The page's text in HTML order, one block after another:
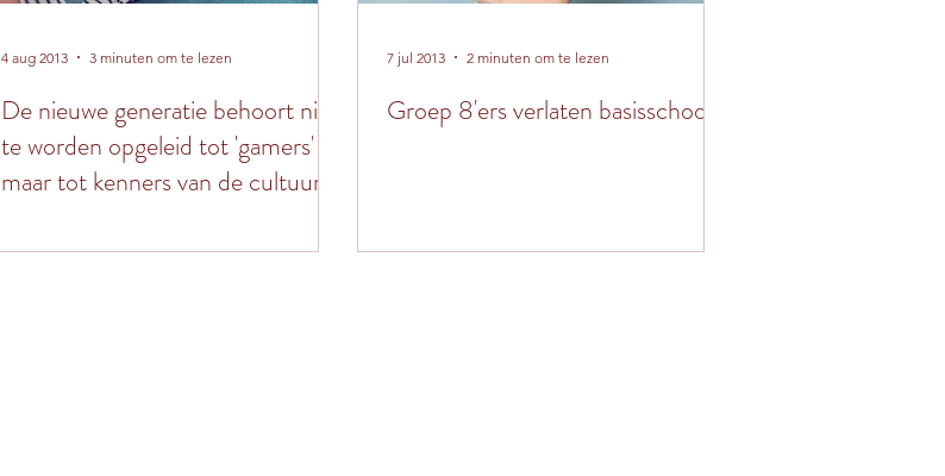
De nieuwe generatie behoort niet
te worden opgeleid tot 'gamers'
maar tot kenners van de cultuur.
4 aug 2013 3 minuten om te lezen
Groep 8'ers verlaten basisschool
7 jul 2013 2 minuten om te lezen